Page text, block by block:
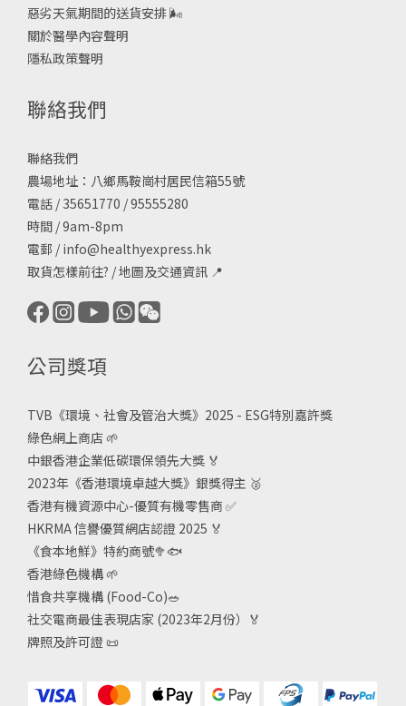
惡劣天氣期間的送貨安排🌬
關於醫學內容聲明
隱私政策聲明
聯絡我們
聯絡我們
農場地址：八鄉馬鞍崗村居民信箱55號
電話 / 35651770 / 95555280
時間 / 9am-8pm
電郵 / info@healthyexpress.hk
取貨怎樣前往? /地圖及交通資訊 📍
公司獎項
TVB《環境、社會及管治大獎》2025 - ESG特別嘉許獎
綠色網上商店 🌱
中銀香港企業低碳環保領先大獎 🏅
2023年《香港環境卓越大獎》銀獎得主 🥈
香港有機資源中心-優質有機零售商✅
HKRMA 信譽優質網店認證 2025 🏅
《食本地鮮》特約商號🥦🐟
香港綠色機構 🌱
惜食共享機構 (Food-Co)🥗
社交電商最佳表現店家 (2023年2月份）🏅
牌照及許可證 📜